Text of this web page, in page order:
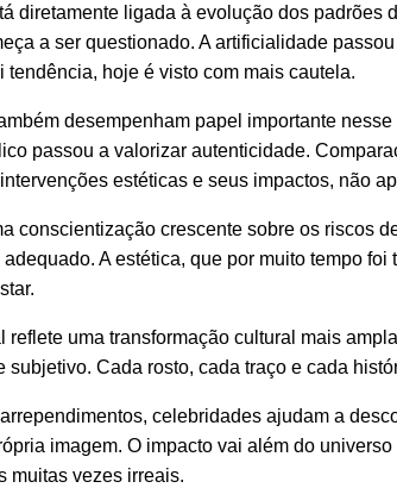
diretamente ligada à evolução dos
a ser questionado. A artificialidade
tendência, hoje é visto com mais cautela.
desempenham papel importante
passou a valorizar autenticidade.
estéticas e seus impactos, não
conscientização crescente sobre os riscos
A estética, que por muito tempo
reflete uma transformação cultural mais
subjetivo. Cada rosto, cada traço e cada
celebridades ajudam a
imagem. O impacto vai além do
muitas vezes irreais.